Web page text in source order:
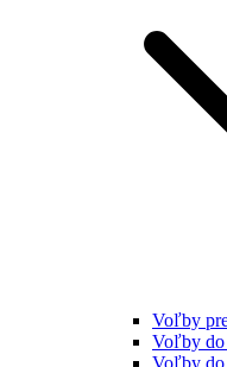
Voľby
Voľby do
Voľby do